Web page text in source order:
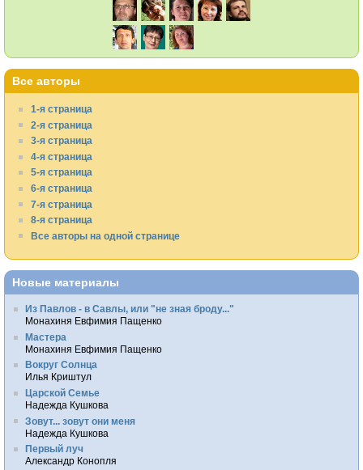
Все авторы
1-я страница
2-я страница
3-я страница
4-я страница
5-я страница
6-я страница
7-я страница
8-я страница
Все авторы на одной странице
Новые материалы
Из Павлов - в Савлы, или "не зная броду..."
Монахиня Евфимия Пащенко
Мастера
Монахиня Евфимия Пащенко
Вокруг Солнца
Илья Криштул
Царской Семье
Надежда Кушкова
Зовут... зовут они меня
Надежда Кушкова
Первый луч
Александр Конопля